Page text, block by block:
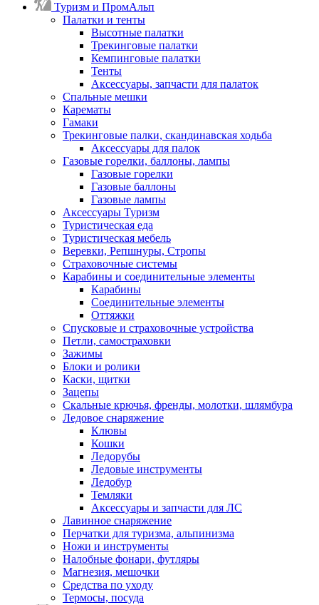
Туризм и ПромАльп
Палатки и тенты
Высотные палатки
Трекинговые палатки
Кемпинговые палатки
Тенты
Аксессуары, запчасти для палаток
Спальные мешки
Карематы
Гамаки
Трекинговые палки, скандинавская ходьба
Аксессуары для палок
Газовые горелки, баллоны, лампы
Газовые горелки
Газовые баллоны
Газовые лампы
Аксессуары Туризм
Туристическая еда
Туристическая мебель
Веревки, Репшнуры, Стропы
Страховочные системы
Карабины и соединительные элементы
Карабины
Соединительные элементы
Оттяжки
Спусковые и страховочные устройства
Петли, самостраховки
Зажимы
Блоки и ролики
Каски, щитки
Зацепы
Скальные крючья, френды, молотки, шлямбура
Ледовое снаряжение
Клювы
Кошки
Ледорубы
Ледовые инструменты
Ледобур
Темляки
Аксессуары и запчасти для ЛС
Лавинное снаряжение
Перчатки для туризма, альпинизма
Ножи и инструменты
Налобные фонари, футляры
Магнезия, мешочки
Средства по уходу
Термосы, посуда